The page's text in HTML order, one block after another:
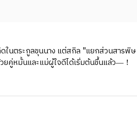
นตระกูลขุนนาง แต่สกิล "แยกส่วนสารพิ
ยคู่หมั้นและแม่ผู้ใจดีได้เริ่มต้นขึ้นแล้ว―！